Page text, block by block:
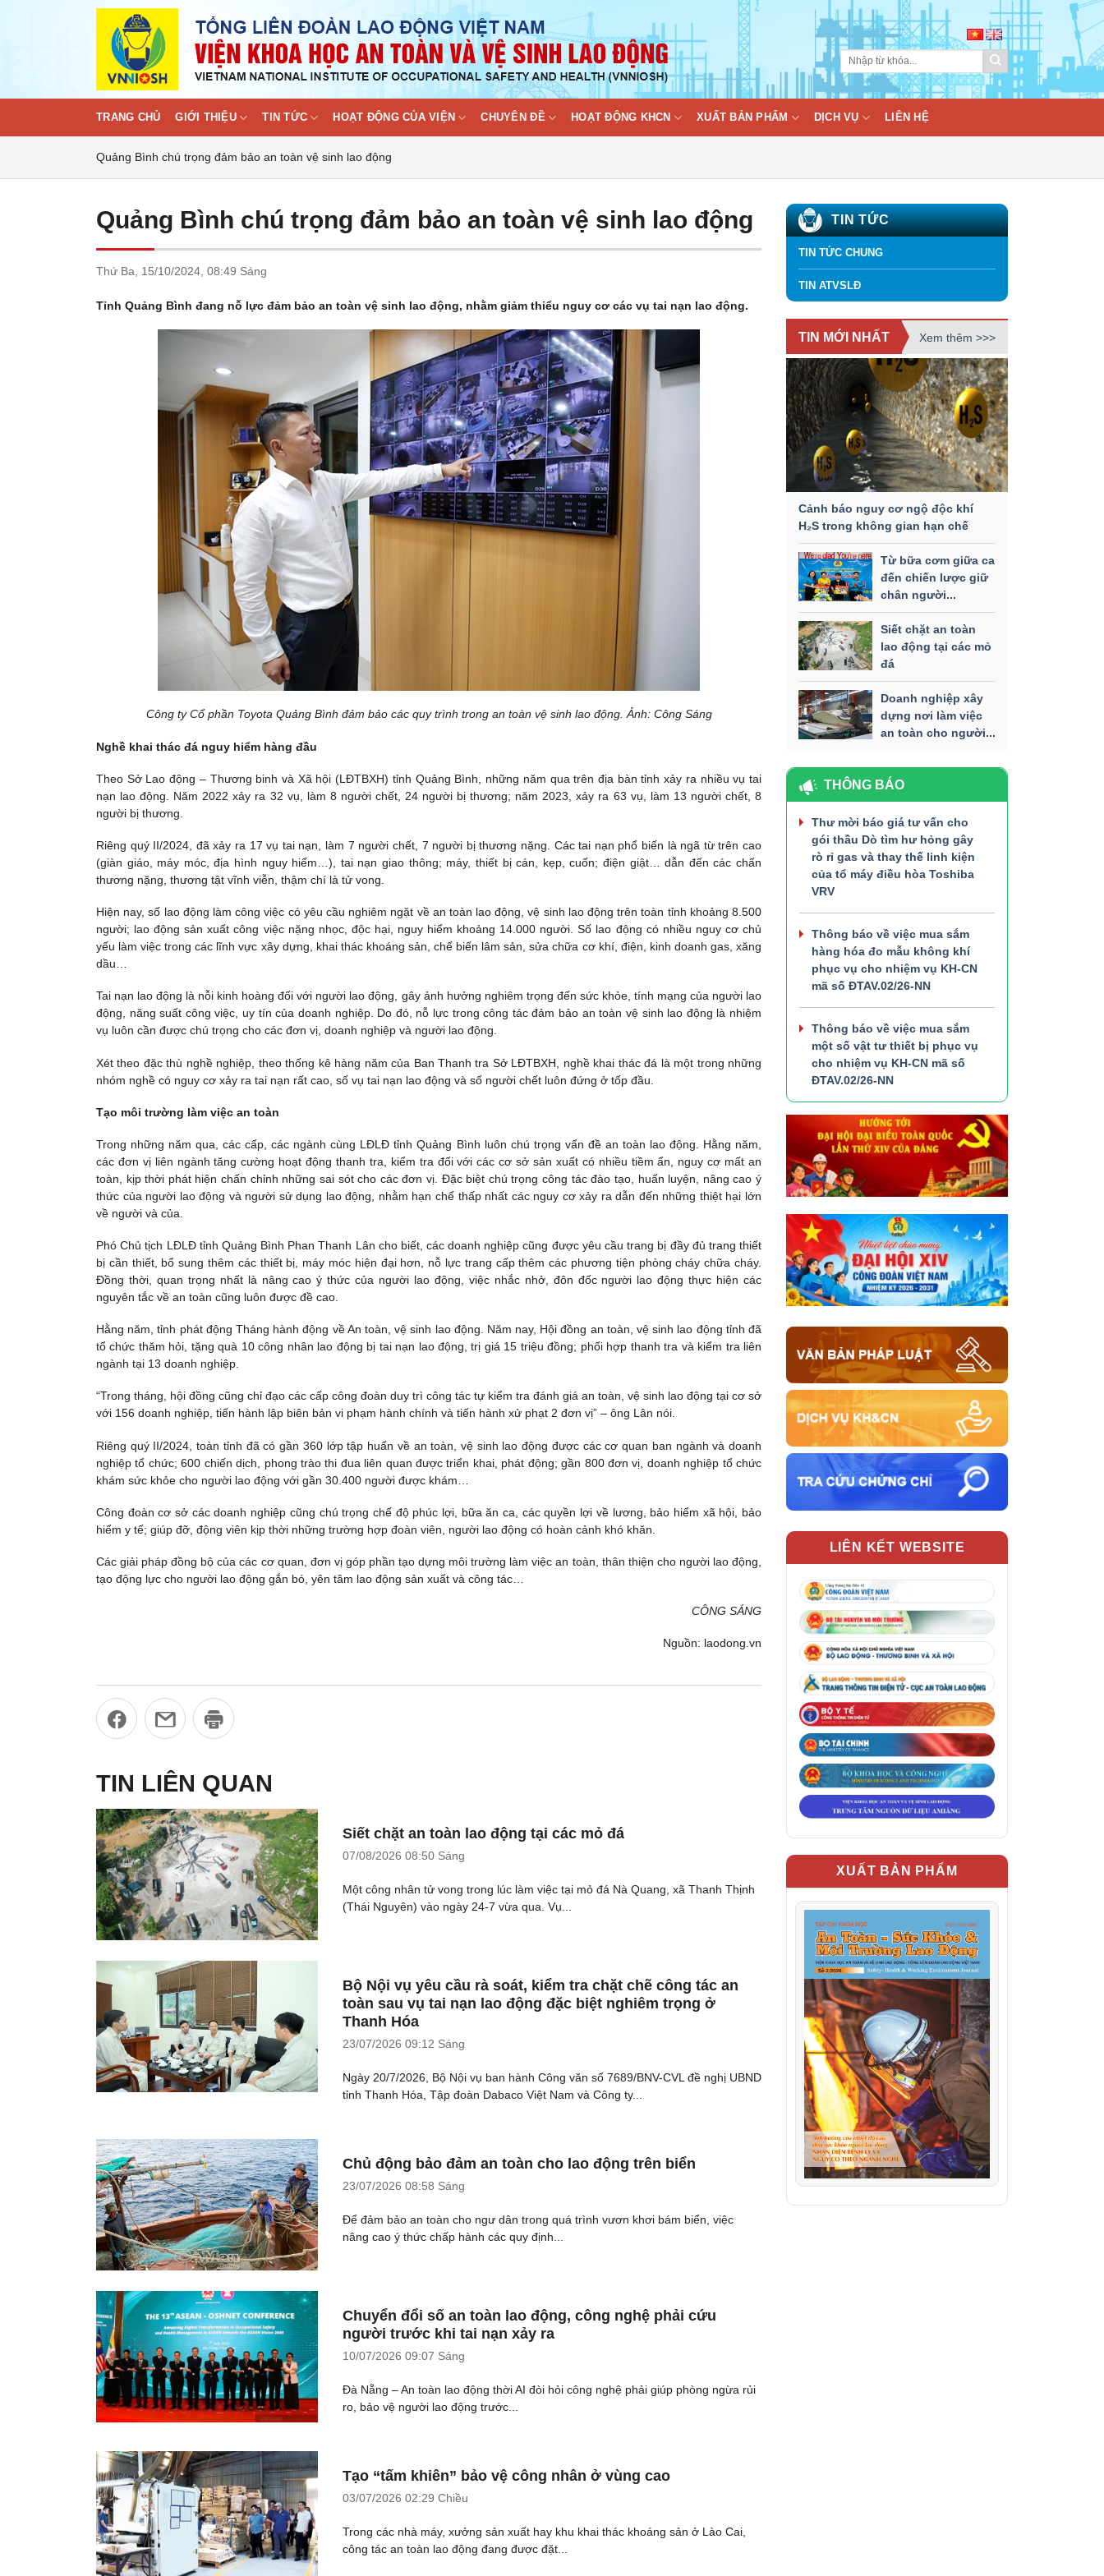
TRANG CHỦ GIỚI THIỆU TIN TỨC HOẠT ĐỘNG CỦA VIỆN CHUYÊN ĐỀ HOẠT ĐỘNG KHCN XUẤT BẢN PHẨM DỊCH VỤ LIÊN HỆ
Quảng Bình chú trọng đảm bảo an toàn vệ sinh lao động
Quảng Bình chú trọng đảm bảo an toàn vệ sinh lao động
Thứ Ba, 15/10/2024, 08:49 Sáng
Tỉnh Quảng Bình đang nỗ lực đảm bảo an toàn vệ sinh lao động, nhằm giảm thiểu nguy cơ các vụ tai nạn lao động.
Công ty Cổ phần Toyota Quảng Bình đảm bảo các quy trình trong an toàn vệ sinh lao động. Ảnh: Công Sáng
Nghề khai thác đá nguy hiểm hàng đầu
Theo Sở Lao động – Thương binh và Xã hội (LĐTBXH) tỉnh Quảng Bình, những năm qua trên địa bàn tỉnh xảy ra nhiều vụ tai
nạn lao động. Năm 2022 xảy ra 32 vụ, làm 8 người chết, 24 người bị thương; năm 2023, xảy ra 63 vụ, làm 13 người chết, 8
người bị thương.
Riêng quý II/2024, đã xảy ra 17 vụ tai nạn, làm 7 người chết, 7 người bị thương nặng. Các tai nạn phổ biến là ngã từ trên cao
(giàn giáo, máy móc, địa hình nguy hiểm…), tai nạn giao thông; máy, thiết bị cán, kẹp, cuốn; điện giật… dẫn đến các chấn
thương nặng, thương tật vĩnh viễn, thậm chí là tử vong.
Hiện nay, số lao động làm công việc có yêu cầu nghiêm ngặt về an toàn lao động, vệ sinh lao động trên toàn tỉnh khoảng 8.500
người; lao động sản xuất công việc nặng nhọc, độc hại, nguy hiểm khoảng 14.000 người. Số lao động có nhiều nguy cơ chủ
yếu làm việc trong các lĩnh vực xây dựng, khai thác khoáng sản, chế biến lâm sản, sửa chữa cơ khí, điện, kinh doanh gas, xăng
dầu…
Tai nạn lao động là nỗi kinh hoàng đối với người lao động, gây ảnh hưởng nghiêm trọng đến sức khỏe, tính mạng của người lao
động, năng suất công việc, uy tín của doanh nghiệp. Do đó, nỗ lực trong công tác đảm bảo an toàn vệ sinh lao động là nhiệm
vụ luôn cần được chú trọng cho các đơn vị, doanh nghiệp và người lao động.
Xét theo đặc thù nghề nghiệp, theo thống kê hàng năm của Ban Thanh tra Sở LĐTBXH, nghề khai thác đá là một trong những
nhóm nghề có nguy cơ xảy ra tai nạn rất cao, số vụ tai nạn lao động và số người chết luôn đứng ở tốp đầu.
Tạo môi trường làm việc an toàn
Trong những năm qua, các cấp, các ngành cùng LĐLĐ tỉnh Quảng Bình luôn chú trọng vấn đề an toàn lao động. Hằng năm,
các đơn vị liên ngành tăng cường hoạt động thanh tra, kiểm tra đối với các cơ sở sản xuất có nhiều tiềm ẩn, nguy cơ mất an
toàn, kịp thời phát hiện chấn chỉnh những sai sót cho các đơn vị. Đặc biệt chú trọng công tác đào tạo, huấn luyện, nâng cao ý
thức của người lao động và người sử dụng lao động, nhằm hạn chế thấp nhất các nguy cơ xảy ra dẫn đến những thiệt hại lớn
về người và của.
Phó Chủ tịch LĐLĐ tỉnh Quảng Bình Phan Thanh Lân cho biết, các doanh nghiệp cũng được yêu cầu trang bị đầy đủ trang thiết
bị cần thiết, bổ sung thêm các thiết bị, máy móc hiện đại hơn, nỗ lực trang cấp thêm các phương tiện phòng cháy chữa cháy.
Đồng thời, quan trọng nhất là nâng cao ý thức của người lao động, việc nhắc nhở, đôn đốc người lao động thực hiện các
nguyên tắc về an toàn cũng luôn được đề cao.
Hằng năm, tỉnh phát động Tháng hành động về An toàn, vệ sinh lao động. Năm nay, Hội đồng an toàn, vệ sinh lao động tỉnh đã
tổ chức thăm hỏi, tặng quà 10 công nhân lao động bị tai nạn lao động, trị giá 15 triệu đồng; phối hợp thanh tra và kiểm tra liên
ngành tại 13 doanh nghiệp.
“Trong tháng, hội đồng cũng chỉ đạo các cấp công đoàn duy trì công tác tự kiểm tra đánh giá an toàn, vệ sinh lao động tại cơ sở
với 156 doanh nghiệp, tiến hành lập biên bản vi phạm hành chính và tiến hành xử phạt 2 đơn vị” – ông Lân nói.
Riêng quý II/2024, toàn tỉnh đã có gần 360 lớp tập huấn về an toàn, vệ sinh lao động được các cơ quan ban ngành và doanh
nghiệp tổ chức; 600 chiến dịch, phong trào thi đua liên quan được triển khai, phát động; gần 800 đơn vị, doanh nghiệp tổ chức
khám sức khỏe cho người lao động với gần 30.400 người được khám…
Công đoàn cơ sở các doanh nghiệp cũng chú trọng chế độ phúc lợi, bữa ăn ca, các quyền lợi về lương, bảo hiểm xã hội, bảo
hiểm y tế; giúp đỡ, động viên kịp thời những trường hợp đoàn viên, người lao động có hoàn cảnh khó khăn.
Các giải pháp đồng bộ của các cơ quan, đơn vị góp phần tạo dựng môi trường làm việc an toàn, thân thiện cho người lao động,
tạo động lực cho người lao động gắn bó, yên tâm lao động sản xuất và công tác…
CÔNG SÁNG
Nguồn: laodong.vn
TIN LIÊN QUAN
Siết chặt an toàn lao động tại các mỏ đá
07/08/2026 08:50 Sáng
Một công nhân tử vong trong lúc làm việc tại mỏ đá Nà Quang, xã Thanh Thịnh
(Thái Nguyên) vào ngày 24-7 vừa qua. Vụ...
Bộ Nội vụ yêu cầu rà soát, kiểm tra chặt chẽ công tác an
toàn sau vụ tai nạn lao động đặc biệt nghiêm trọng ở
Thanh Hóa
23/07/2026 09:12 Sáng
Ngày 20/7/2026, Bộ Nội vụ ban hành Công văn số 7689/BNV-CVL đề nghị UBND
tỉnh Thanh Hóa, Tập đoàn Dabaco Việt Nam và Công ty...
Chủ động bảo đảm an toàn cho lao động trên biển
23/07/2026 08:58 Sáng
Để đảm bảo an toàn cho ngư dân trong quá trình vươn khơi bám biển, việc
nâng cao ý thức chấp hành các quy định...
Chuyển đổi số an toàn lao động, công nghệ phải cứu
người trước khi tai nạn xảy ra
10/07/2026 09:07 Sáng
Đà Nẵng – An toàn lao động thời AI đòi hỏi công nghệ phải giúp phòng ngừa rủi
ro, bảo vệ người lao động trước...
Tạo “tấm khiên” bảo vệ công nhân ở vùng cao
03/07/2026 02:29 Chiều
Trong các nhà máy, xưởng sản xuất hay khu khai thác khoáng sản ở Lào Cai,
công tác an toàn lao động đang được đặt...
TIN TỨC
TIN TỨC CHUNG
TIN ATVSLĐ
TIN MỚI NHẤT Xem thêm >>>
Cảnh báo nguy cơ ngộ độc khí
H₂S trong không gian hạn chế
Từ bữa cơm giữa ca
đến chiến lược giữ
chân người...
Siết chặt an toàn
lao động tại các mỏ
đá
Doanh nghiệp xây
dựng nơi làm việc
an toàn cho người...
THÔNG BÁO
Thư mời báo giá tư vấn cho
gói thầu Dò tìm hư hỏng gây
rò rỉ gas và thay thế linh kiện
của tổ máy điều hòa Toshiba
VRV
Thông báo về việc mua sắm
hàng hóa đo mẫu không khí
phục vụ cho nhiệm vụ KH-CN
mã số ĐTAV.02/26-NN
Thông báo về việc mua sắm
một số vật tư thiết bị phục vụ
cho nhiệm vụ KH-CN mã số
ĐTAV.02/26-NN
LIÊN KẾT WEBSITE
XUẤT BẢN PHẨM